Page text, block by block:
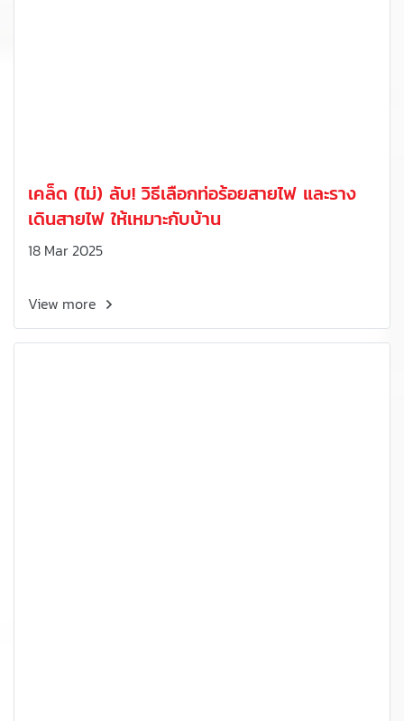
เคล็ด (ไม่) ลับ! วิธีเลือกท่อร้อยสายไฟ และราง
เดินสายไฟ ให้เหมาะกับบ้าน
18 Mar 2025
View more